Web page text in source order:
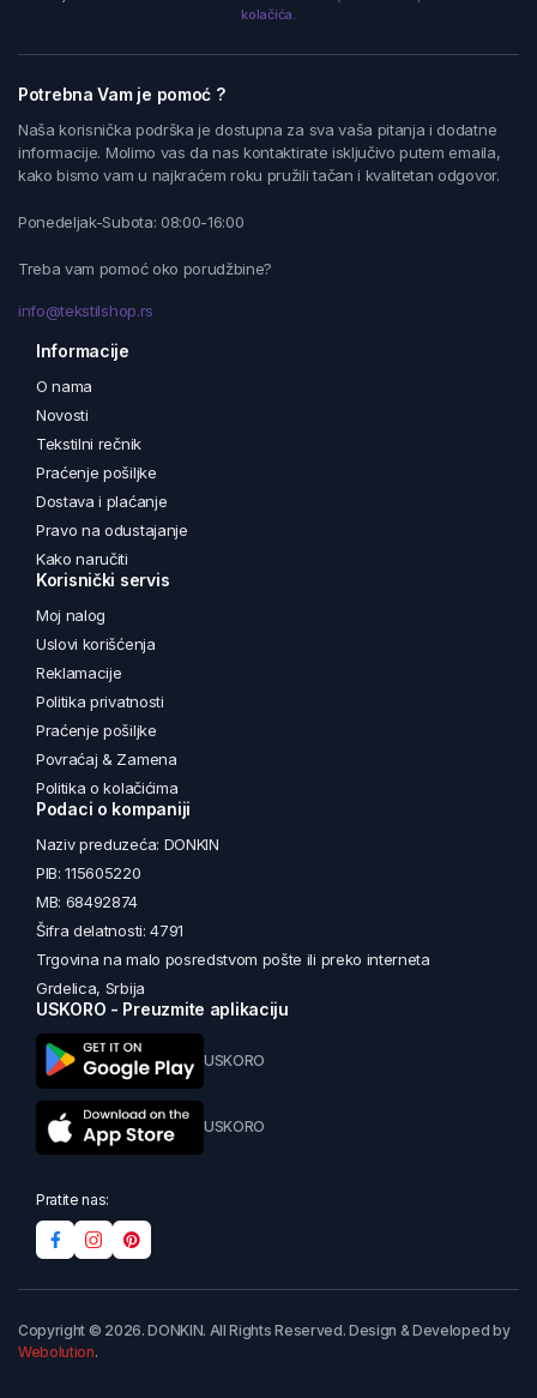
kolačića.
Potrebna Vam je pomoć ?
Naša korisnička podrška je dostupna za sva vaša pitanja i dodatne
informacije. Molimo vas da nas kontaktirate isključivo putem emaila,
kako bismo vam u najkraćem roku pružili tačan i kvalitetan odgovor.
Ponedeljak-Subota: 08:00-16:00
Treba vam pomoć oko porudžbine?
info@tekstilshop.rs
Informacije
O nama
Novosti
Tekstilni rečnik
Praćenje pošiljke
Dostava i plaćanje
Pravo na odustajanje
Kako naručiti
Korisnički servis
Moj nalog
Uslovi korišćenja
Reklamacije
Politika privatnosti
Praćenje pošiljke
Povraćaj & Zamena
Politika o kolačićima
Podaci o kompaniji
Naziv preduzeća: DONKIN
PIB: 115605220
MB: 68492874
Šifra delatnosti: 4791
Trgovina na malo posredstvom pošte ili preko interneta
Grdelica, Srbija
USKORO - Preuzmite aplikaciju
USKORO
USKORO
Pratite nas:
Copyright © 2026. DONKIN. All Rights Reserved. Design & Developed by
Webolution.